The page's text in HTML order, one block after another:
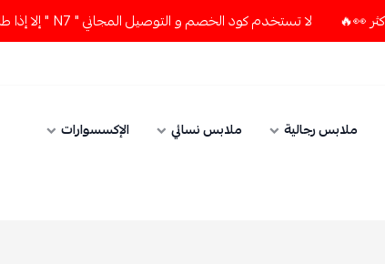
لا تستخدم كود الخصم و التوصيل المجاني " N7 " إلا إذا طلبت قطعتين أو أكثر 👀🔥
ملابس رجالية ملابس نسائي
الإكسسوارات